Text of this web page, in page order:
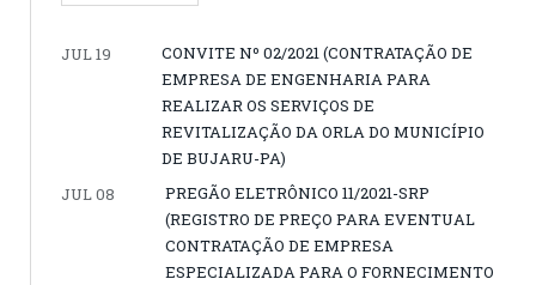
JUL 19
CONVITE Nº 02/2021 (CONTRATAÇÃO DE
EMPRESA DE ENGENHARIA PARA
REALIZAR OS SERVIÇOS DE
REVITALIZAÇÃO DA ORLA DO MUNICÍPIO
DE BUJARU-PA)
JUL 08
PREGÃO ELETRÔNICO 11/2021-SRP
(REGISTRO DE PREÇO PARA EVENTUAL
CONTRATAÇÃO DE EMPRESA
ESPECIALIZADA PARA O FORNECIMENTO